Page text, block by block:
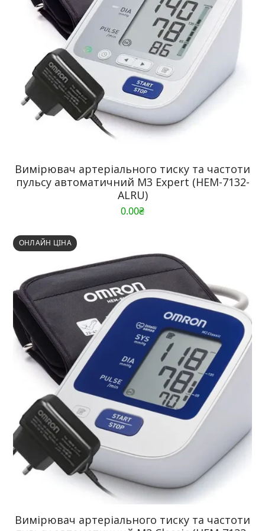
Вимірювач артеріального тиску та частоти
пульсу автоматичний M3 Expert (HEM-7132-
ALRU)
0.00₴
ОНЛАЙН ЦІНА
Вимірювач артеріального тиску та частоти